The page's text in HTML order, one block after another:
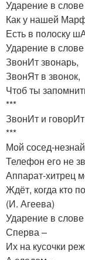
Ударение в
Как у нашей
Есть в полоску
Ударение в
ЗвонИт звонарь,
ЗвонЯт в звонок,
Чтоб ты
***
ЗвонИт и
***
Мой сосед-
Телефон его не
Аппарат-хитрец
Ждёт, когда кто
(И. Агеева)
Ударение в
Сперва –
Их на кусочки